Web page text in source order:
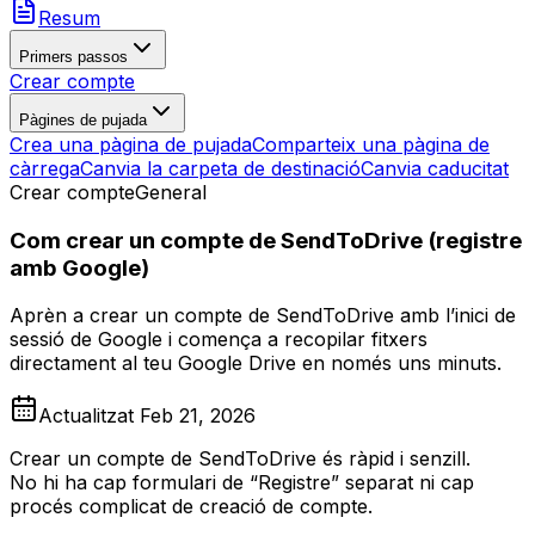
Resum
Primers passos
Crear compte
Pàgines de pujada
Crea una pàgina de pujadaComparteix una pàgina de
càrregaCanvia la carpeta de destinacióCanvia caducitat
Crear compteGeneral
Com crear un compte de SendToDrive (registre
amb Google)
Aprèn a crear un compte de SendToDrive amb l’inici de
sessió de Google i comença a recopilar fitxers
directament al teu Google Drive en només uns minuts.
Actualitzat Feb 21, 2026
Crear un compte de SendToDrive és ràpid i senzill.
No hi ha cap formulari de “Registre” separat ni cap
procés complicat de creació de compte.